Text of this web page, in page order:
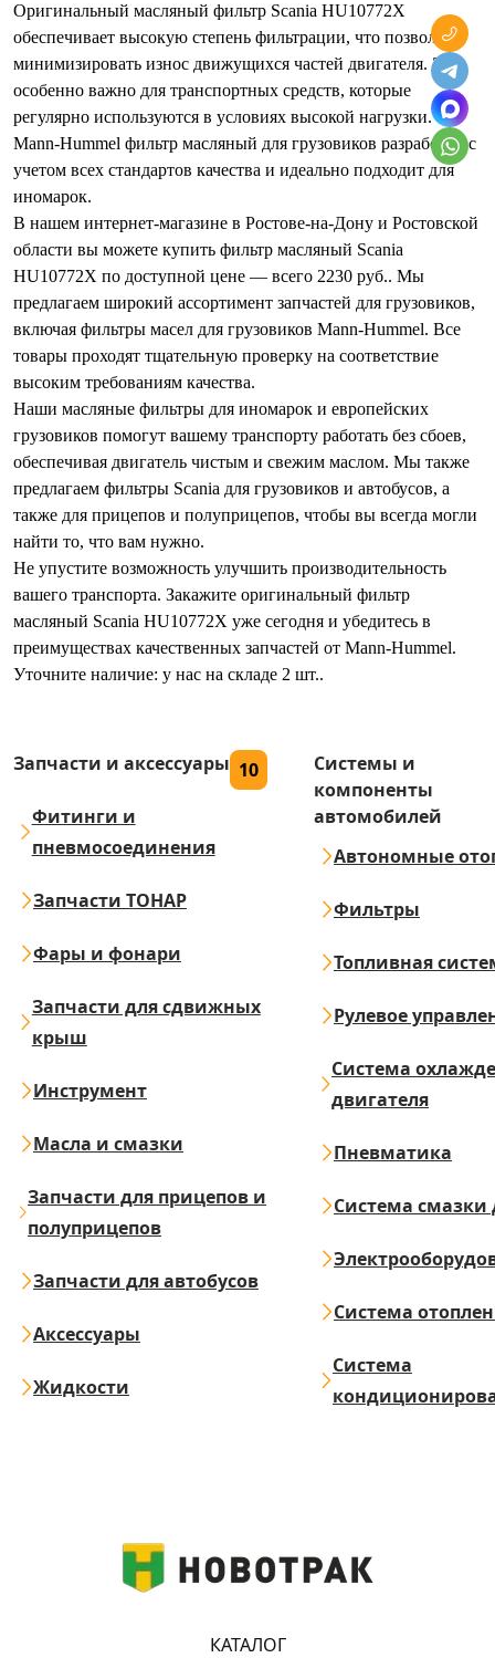
Оригинальный масляный фильтр Scania HU10772X
обеспечивает высокую степень фильтрации, что позволяет
минимизировать износ движущихся частей двигателя. Это
особенно важно для транспортных средств, которые
регулярно используются в условиях высокой нагрузки.
Mann-Hummel фильтр масляный для грузовиков разработан с
учетом всех стандартов качества и идеально подходит для
иномарок.
В нашем интернет-магазине в Ростове-на-Дону и Ростовской
области вы можете купить фильтр масляный Scania
HU10772X по доступной цене — всего 2230 руб.. Мы
предлагаем широкий ассортимент запчастей для грузовиков,
включая фильтры масел для грузовиков Mann-Hummel. Все
товары проходят тщательную проверку на соответствие
высоким требованиям качества.
Наши масляные фильтры для иномарок и европейских
грузовиков помогут вашему транспорту работать без сбоев,
обеспечивая двигатель чистым и свежим маслом. Мы также
предлагаем фильтры Scania для грузовиков и автобусов, а
также для прицепов и полуприцепов, чтобы вы всегда могли
найти то, что вам нужно.
Не упустите возможность улучшить производительность
вашего транспорта. Закажите оригинальный фильтр
масляный Scania HU10772X уже сегодня и убедитесь в
преимуществах качественных запчастей от Mann-Hummel.
Уточните наличие: у нас на складе 2 шт..
Запчасти и аксессуары 10
Фитинги и
пневмосоединения
Запчасти ТОНАР
Фары и фонари
Запчасти для сдвижных
крыш
Инструмент
Масла и смазки
Запчасти для прицепов и
полуприцепов
Запчасти для автобусов
Аксессуары
Жидкости
Системы и
компоненты
автомобилей
Автономные
Фильтры
Топливная
Рулевое
Система
двигателя
Пневматика
Система смазки
Система
Система
КАТАЛОГ